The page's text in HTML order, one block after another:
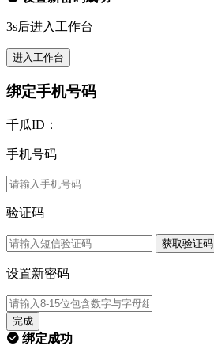
3s后进入工作台
进入工作台
绑定手机号码
千瓜ID：
手机号码
验证码
获取验证码
设置新密码
完成
绑定成功